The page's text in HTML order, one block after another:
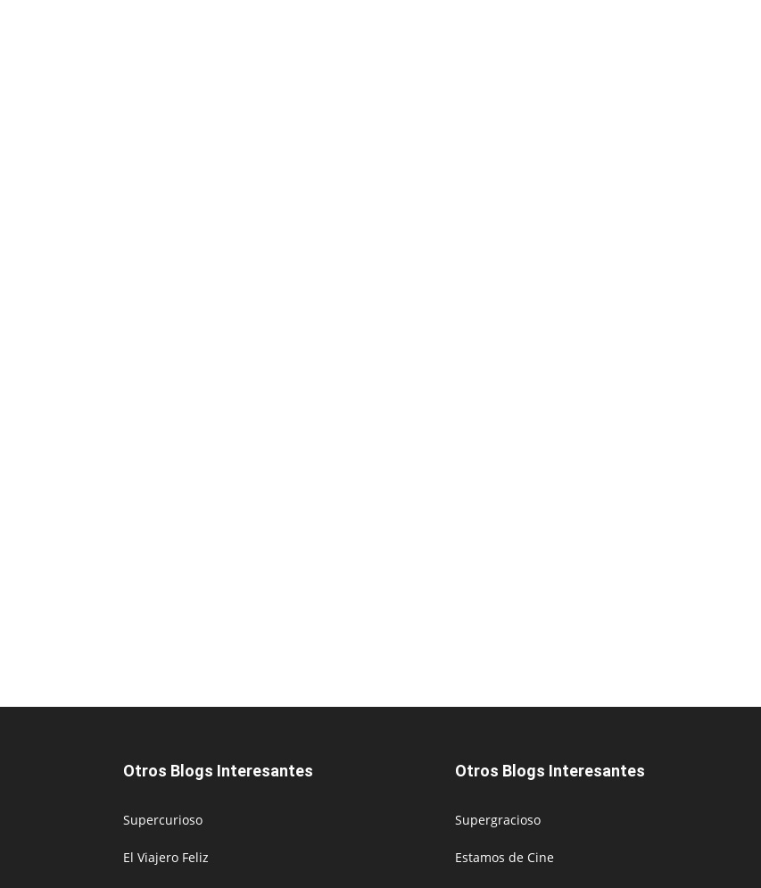
Otros Blogs Interesantes
Supercurioso
El Viajero Feliz
Otros Blogs Interesantes
Supergracioso
Estamos de Cine